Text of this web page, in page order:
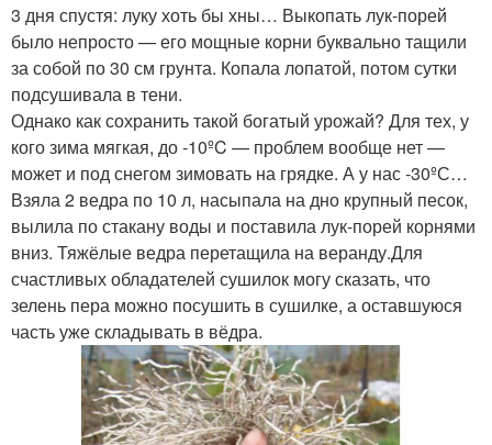
3 дня спустя: луку хоть бы хны… Выкопать лук-порей
было непросто — его мощные корни буквально тащили
за собой по 30 см грунта. Копала лопатой, потом сутки
подсушивала в тени.
Однако как сохранить такой богатый урожай? Для тех, у
кого зима мягкая, до -10ºC — проблем вообще нет —
может и под снегом зимовать на грядке. А у нас -30ºС…
Взяла 2 ведра по 10 л, насыпала на дно крупный песок,
вылила по стакану воды и поставила лук-порей корнями
вниз. Тяжёлые ведра перетащила на веранду.Для
счастливых обладателей сушилок могу сказать, что
зелень пера можно посушить в сушилке, а оставшуюся
часть уже складывать в вёдра.